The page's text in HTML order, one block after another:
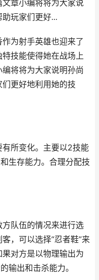
章小编将将为大家说
玩家们更好...
为射手英雄也迎来了
技能使得她在战场上
将将为大家说明孙尚
更好地利用她的技
所变化。主要以2技能
生存能力。合理分配技
队伍的情况来进行选
，可以选择“忍者鞋”来
对方是以物理输出为
输出和击杀能力。